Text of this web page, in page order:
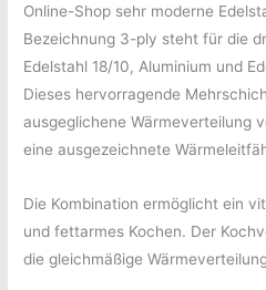
Online-Shop sehr moderne
Bezeichnung 3-ply steht für die
Edelstahl 18/10, Aluminium und
Dieses hervorragende
ausgeglichene Wärmeverteilung
eine ausgezeichnete
Die Kombination ermöglicht ein
und fettarmes Kochen. Der
die gleichmäßige